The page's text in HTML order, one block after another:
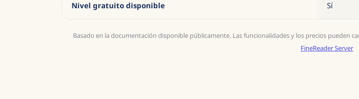
Nivel gratuito disponible Sí
Basado en la documentación disponible públicamente. Las funcionalidades y los precios pueden
FineReader Server